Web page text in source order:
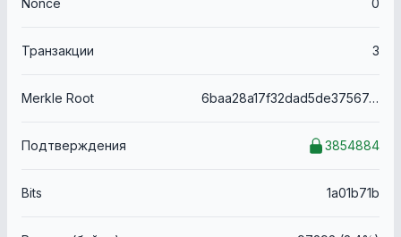
Nonce 0
Транзакции 3
Merkle Root 6baa28a17f32dad5de37567eee40d86f8c659747c60374f37040a62c43423399
Подтверждения 3854884
Bits 1a01b71b